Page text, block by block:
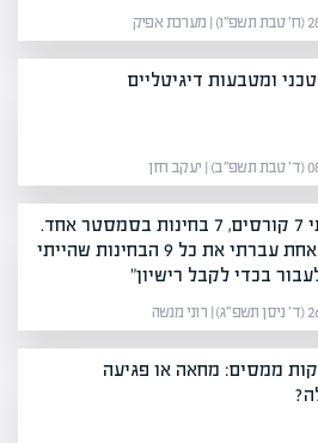
אפיק
ומטבעות דיגיטליים
חזן
"עברתי 7 קורסים, 7 בחינות בסמסטר אחד.
בשנה אחת עברתי את כל 9 הבחינות שהייתי
בכדי לקבל רישיון"
מנשה
ממסים: מחאה או פגיעה